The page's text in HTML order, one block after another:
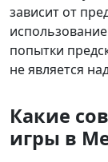
зависит от
попытки
не является
Какие
игры в